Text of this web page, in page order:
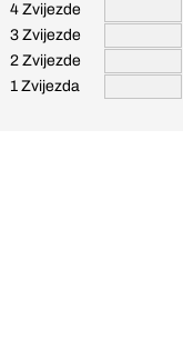
4 Zvijezde
3 Zvijezde
2 Zvijezde
1 Zvijezda